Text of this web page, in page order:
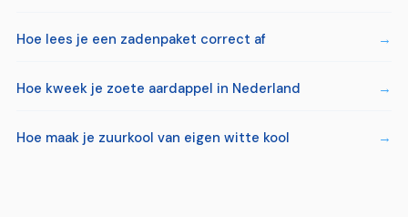
Hoe lees je een zadenpaket correct af
Hoe kweek je zoete aardappel in Nederland
Hoe maak je zuurkool van eigen witte kool